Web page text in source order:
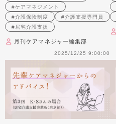
#ケアマネジメント
#介護保険制度
#介護支援専門員
#居宅介護支援
月刊ケアマネジャー編集部
2025/12/25 9:00:00